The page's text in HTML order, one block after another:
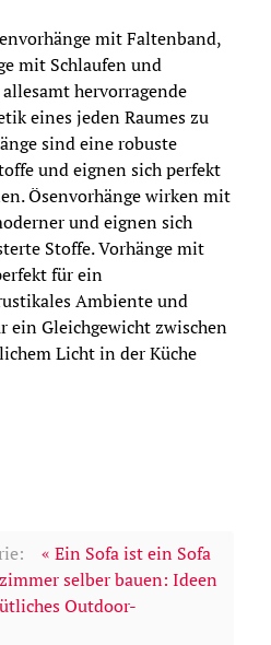
mit Faltenband,
mit Schlaufen und
hervorragende
eines jeden Raumes zu
sind eine robuste
und eignen sich perfekt
Ösenvorhänge wirken mit
und eignen sich
Stoffe. Vorhänge mit
für ein
Ambiente und
ein Gleichgewicht zwischen
Licht in der Küche
« Ein Sofa ist ein Sofa
selber bauen: Ideen
Outdoor-